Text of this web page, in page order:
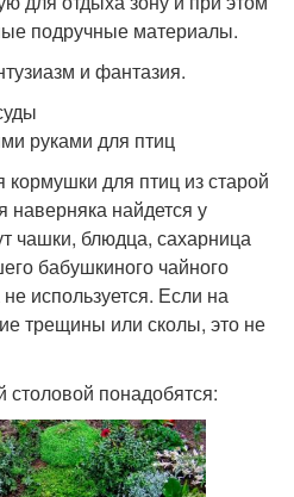
подручные материалы.
и фантазия.
руками для птиц
для птиц из старой
наверняка найдется у
чашки, блюдца, сахарница
бабушкиного чайного
используется. Если на
трещины или сколы, это не
столовой понадобятся: